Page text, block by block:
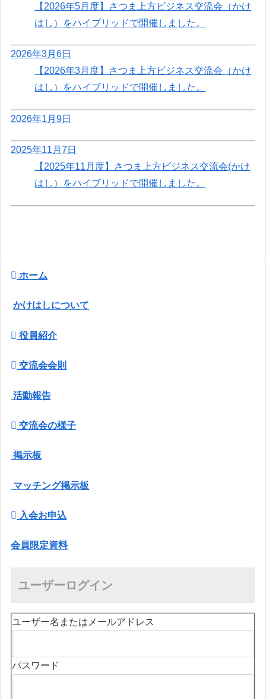
【2026年5月度】さつま上方ビジネス交流会（かけ
はし）をハイブリッドで開催しました。
2026年3月6日
【2026年3月度】さつま上方ビジネス交流会（かけ
はし）をハイブリッドで開催しました。
2026年1月9日
2025年11月7日
【2025年11月度】さつま上方ビジネス交流会(かけ
はし）をハイブリッドで開催しました。
ホーム
かけはしについて
役員紹介
交流会会則
活動報告
交流会の様子
掲示板
マッチング掲示板
入会お申込
会員限定資料
ユーザーログイン
ユーザー名またはメールアドレス
パスワード